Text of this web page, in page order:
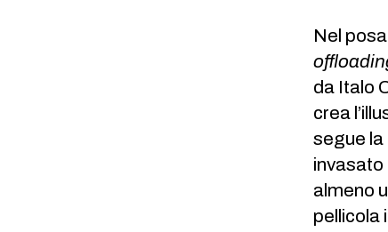
Nel
da Italo
crea
segue
almeno
pellicola